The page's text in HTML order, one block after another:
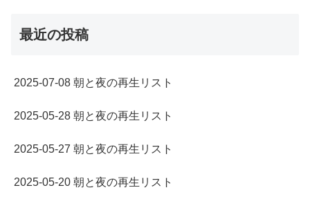
最近の投稿
2025-07-08 朝と夜の再生リスト
2025-05-28 朝と夜の再生リスト
2025-05-27 朝と夜の再生リスト
2025-05-20 朝と夜の再生リスト